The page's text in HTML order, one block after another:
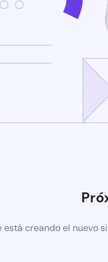
está creando el nuevo